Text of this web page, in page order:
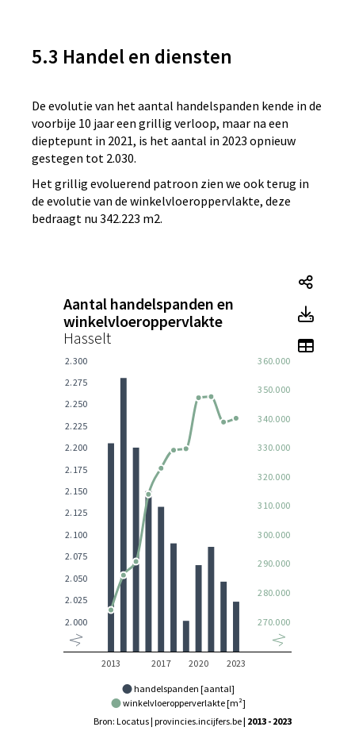
5.3 Handel en diensten
De evolutie van het aantal handelspanden kende in de
voorbije 10 jaar een grillig verloop, maar na een
dieptepunt in 2021, is het aantal in 2023 opnieuw
gestegen tot 2.030.
Het grillig evoluerend patroon zien we ook terug in
de evolutie van de winkelvloeroppervlakte, deze
bedraagt nu 342.223 m2.
Aantal handelspanden en
winkelvloeroppervlakte
Hasselt
handelspanden [aantal]
winkelvloeropperverlakte [m²]
Bron: Locatus | provincies.incijfers.be| 2013 - 2023
Toon